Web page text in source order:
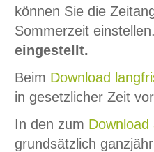
können Sie die
Sommerzeit
eingestellt.
Beim Download
in gesetzlicher Zeit
In den zum Download
grundsätzlich